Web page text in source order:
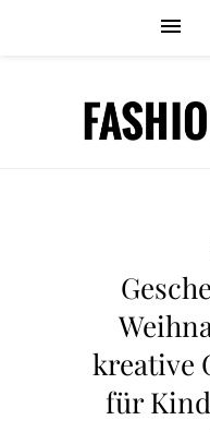
kreative
für